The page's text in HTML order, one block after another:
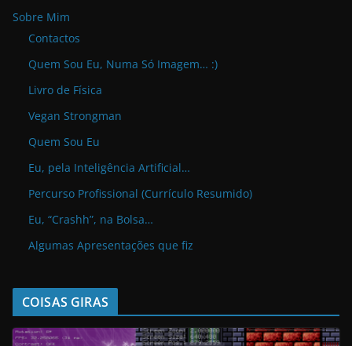
Sobre Mim
Contactos
Quem Sou Eu, Numa Só Imagem… :)
Livro de Física
Vegan Strongman
Quem Sou Eu
Eu, pela Inteligência Artificial…
Percurso Profissional (Currículo Resumido)
Eu, “Crashh”, na Bolsa…
Algumas Apresentações que fiz
COISAS GIRAS